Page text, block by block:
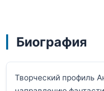
Биография
Творческий профиль